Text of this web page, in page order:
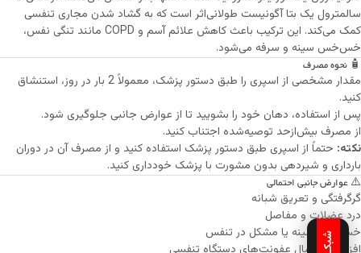
سالمترول یک بتا آگونیست طولانی‌اثر است که به گشاد شدن مجاری تنفسی
کمک می‌کند. این ترکیب باعث کاهش علائم آسم و COPD مانند تنگی نفس،
خس‌خس سینه و سرفه می‌شود.
🧴 نحوه مصرف
مقدار مشخصی از اسپری را طبق دستور پزشک، معمولاً 2 بار در روز، استنشاق
کنید.
پس از استفاده، دهان خود را بشویید تا از عوارض جانبی جلوگیری شود.
از مصرف بیش‌ازحد توصیه‌شده اجتناب کنید.
نکته: حتماً از اسپری طبق دستور پزشک استفاده کنید و از مصرف آن در دوران
بارداری و شیردهی بدون مشورت با پزشک خودداری کنید.
⚠️ عوارض جانبی احتمالی
گرگرفتگی و تعریق شبانه
درد عضلات و مفاصل
خس‌خس سینه یا مشکل در تنفس